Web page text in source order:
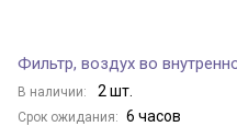
Фильтр, воздух во
В наличии: 2 шт.
Срок ожидания: 6 часов